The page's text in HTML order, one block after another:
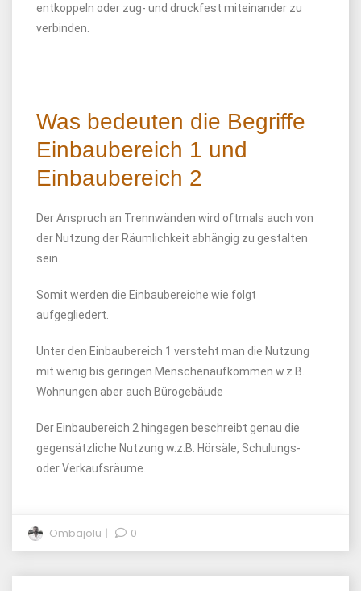
entkoppeln oder zug- und druckfest miteinander zu
verbinden.
Was bedeuten die Begriffe
Einbaubereich 1 und
Einbaubereich 2
Der Anspruch an Trennwänden wird oftmals auch von
der Nutzung der Räumlichkeit abhängig zu gestalten
sein.
Somit werden die Einbaubereiche wie folgt
aufgegliedert.
Unter den Einbaubereich 1 versteht man die Nutzung
mit wenig bis geringen Menschenaufkommen w.z.B.
Wohnungen aber auch Bürogebäude
Der Einbaubereich 2 hingegen beschreibt genau die
gegensätzliche Nutzung w.z.B. Hörsäle, Schulungs-
oder Verkaufsräume.
Ombajolu 0